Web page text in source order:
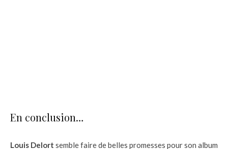
En conclusion…
Louis Delort semble faire de belles promesses pour son album